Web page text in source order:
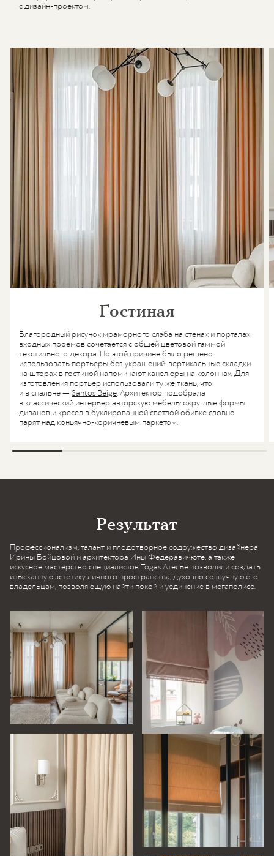
с дизайн-проектом.
Гостиная
Благородный рисунок мраморного слэба на стенах и порталах
входных проемов сочетается с общей цветовой гаммой
текстильного декора. По этой причине было решено
использовать портьеры без украшений: вертикальные складки
на шторах в гостиной напоминают канелюры на колоннах. Для
изготовления портьер использовали ту же ткань, что
и в спальне — Santos Beige. Архитектор подобрала
в классический интерьер авторскую мебель: округлые формы
диванов и кресел в буклированной светлой обивке словно
парят над коньячно-коричневым паркетом.
Результат
Профессионализм, талант и плодотворное содружество дизайнера
Ирины Бойцовой и архитектора Ины Федеравичюте, а также
искусное мастерство специалистов Togas Ателье позволили создать
изысканную эстетику личного пространства, духовно созвучную его
владельцам, позволяющую найти покой и уединение в мегаполисе.